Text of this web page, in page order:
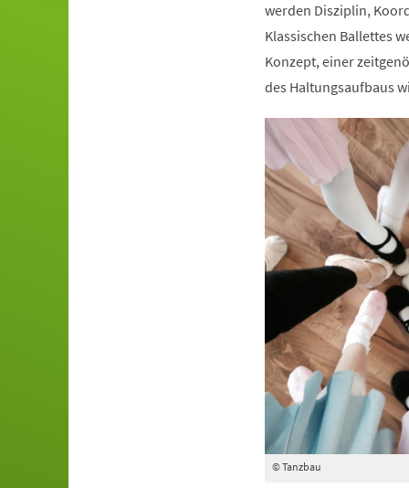
werden Disziplin,
Klassischen Ballettes
Konzept, einer
des Haltungsaufbaus
© Tanzbau